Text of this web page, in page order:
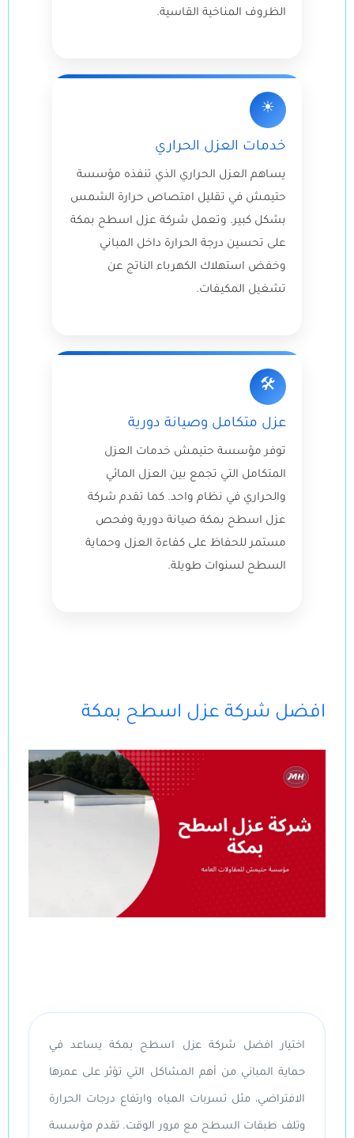
الظروف المناخية القاسية.
☀
خدمات العزل الحراري
يساهم العزل الحراري الذي تنفذه مؤسسة
حتيمش في تقليل امتصاص حرارة الشمس
بشكل كبير. وتعمل شركة عزل اسطح بمكة
على تحسين درجة الحرارة داخل المباني
وخفض استهلاك الكهرباء الناتج عن
تشغيل المكيفات.
🛠
عزل متكامل وصيانة دورية
توفر مؤسسة حتيمش خدمات العزل
المتكامل التي تجمع بين العزل المائي
والحراري في نظام واحد. كما تقدم شركة
عزل اسطح بمكة صيانة دورية وفحص
مستمر للحفاظ على كفاءة العزل وحماية
السطح لسنوات طويلة.
افضل شركة عزل اسطح بمكة
اختيار افضل شركة عزل اسطح بمكةيساعد في
حماية المباني من أهم المشاكل التي تؤثر على عمرها
الافتراضي، مثل تسربات المياه وارتفاع درجات الحرارة
وتلف طبقات السطح مع مرور الوقت. تقدم مؤسسة